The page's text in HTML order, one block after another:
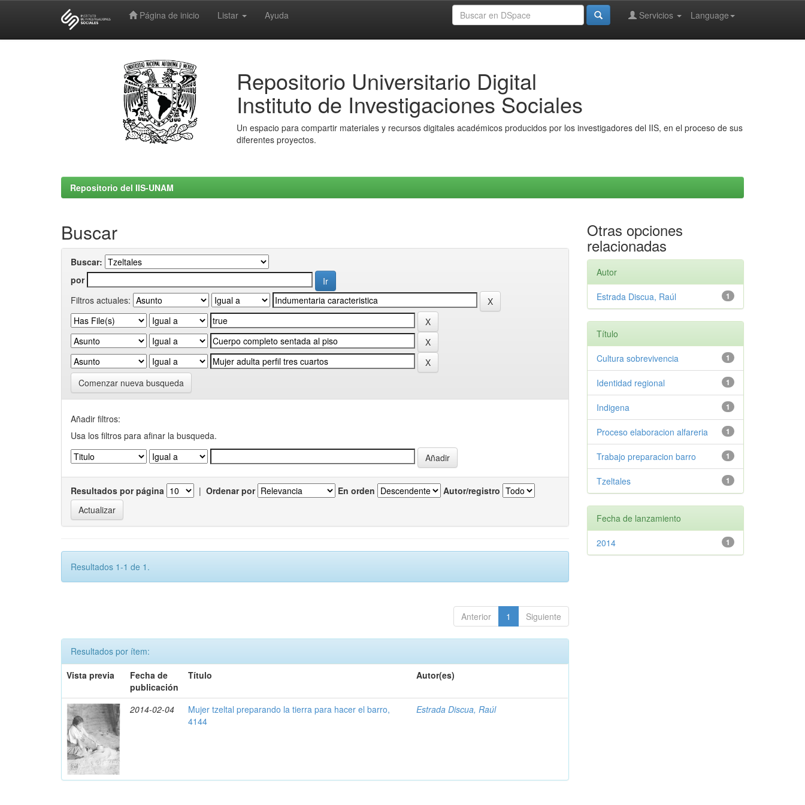
Página de inicio Listar Ayuda Language
Servicios
Repositorio Universitario Digital
Instituto de Investigaciones Sociales
Un espacio para compartir materiales y recursos digitales académicos producidos por los investigadores del IIS, en el proceso de sus
diferentes proyectos.
Repositorio del IIS-UNAM
Buscar
Buscar:
por
Filtros actuales:
Comenzar nueva busqueda
Añadir filtros:
Usa los filtros para afinar la busqueda.
Resultados por página | Ordenar por En orden Autor/registro
Resultados 1-1 de 1.
Anterior 1 Siguiente
Resultados por ítem:
Vista previa
Fecha de
publicación
Título Autor(es)
2014-02-04
Mujer tzeltal preparando la tierra para hacer el barro,
4144
Estrada Discua, Raúl
Otras opciones
relacionadas
Autor
1
Estrada Discua, Raúl
Título
1
Cultura sobrevivencia
1
Identidad regional
1
Indigena
1
Proceso elaboracion alfareria
1
Trabajo preparacion barro
1
Tzeltales
Fecha de lanzamiento
1
2014